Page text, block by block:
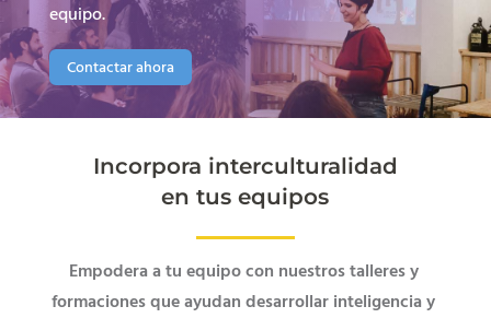
equipo.
Contactar ahora
Incorpora interculturalidad
en tus equipos
Empodera a tu equipo con nuestros talleres y
formaciones que ayudan desarrollar inteligencia y